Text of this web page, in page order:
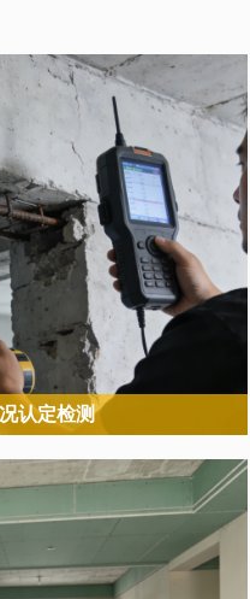
认定检测
排查的基础型业务。